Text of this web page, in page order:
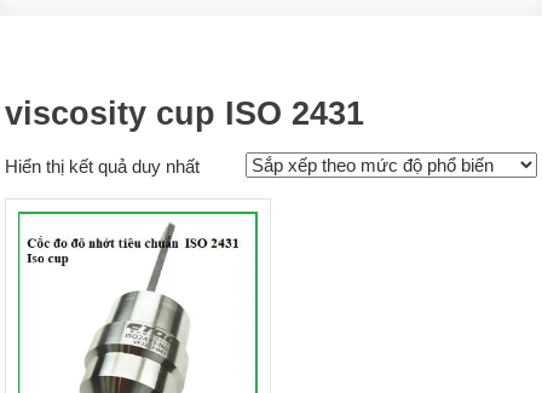
viscosity cup ISO 2431
Hiển thị kết quả duy nhất